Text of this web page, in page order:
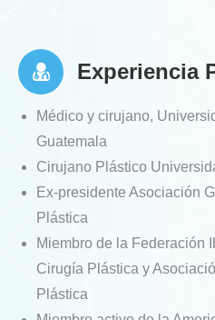
Experiencia
Médico y cirujano,
Guatemala
Cirujano Plástico
Ex-presidente Asociación
Plástica
Miembro de la Federación
Cirugía Plástica y
Plástica